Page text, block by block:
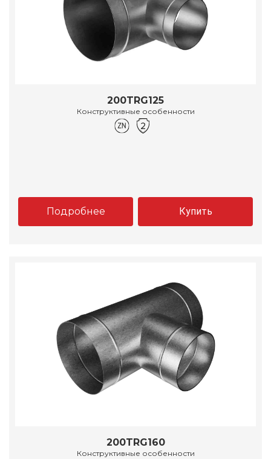
200TRG125
Конструктивные особенности
Подробнее Купить
200TRG160
Конструктивные особенности